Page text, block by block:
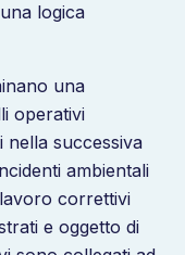
logica
una
operativi
nella successiva
ambientali
correttivi
e oggetto di